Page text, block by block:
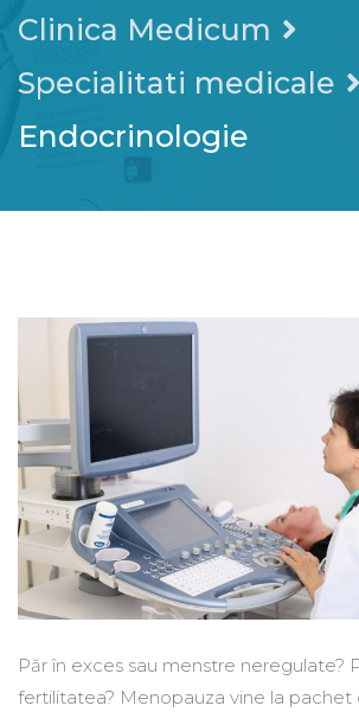
Clinica Medicum
Specialitati medicale
Endocrinologie
Păr în exces sau menstre neregulate?
fertilitatea? Menopauza vine la pachet